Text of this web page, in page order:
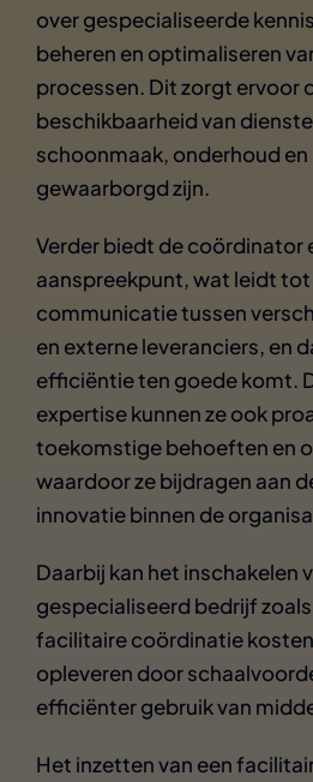
over gespecialiseerde
beheren en optimaliseren
processen. Dit zorgt ervoor
beschikbaarheid van
schoonmaak, onderhoud
gewaarborgd zijn.
Verder biedt de coördinator
aanspreekpunt, wat leidt
communicatie tussen
en externe leveranciers, en
efficiëntie ten goede komt.
expertise kunnen ze ook
toekomstige behoeften en
waardoor ze bijdragen aan
innovatie binnen de
Daarbij kan het inschakelen
gespecialiseerd bedrijf
facilitaire coördinatie
opleveren door
efficiënter gebruik van
Het inzetten van een